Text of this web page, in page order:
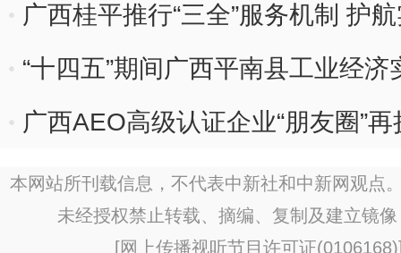
广西桂平推行“三全”服务机制 护
“十四五”期间广西平南县工业经济
广西AEO高级认证企业“朋友圈”再
本网站所刊载信息，不代表中新社和中新网观点
未经授权禁止转载、摘编、复制及建立镜
[网上传播视听节目许可证(0106168)